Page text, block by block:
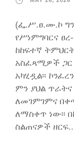
(ፌ.ሥ.ፀ.ሙ.ኮ
የሥነምግባርና
ከከፍተኛ
አስፈጻሚዎች ጋር
አካሂዷል፡፡
ምን ያህል
ለመገምገምና
ለማስቀጥ ነው፡፡
ስልጠናዎች